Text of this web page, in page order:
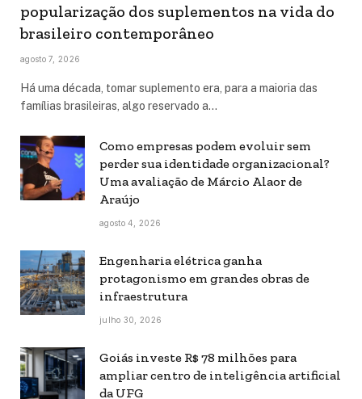
popularização dos suplementos na vida do
brasileiro contemporâneo
agosto 7, 2026
Há uma década, tomar suplemento era, para a maioria das
famílias brasileiras, algo reservado a…
Como empresas podem evoluir sem
perder sua identidade organizacional?
Uma avaliação de Márcio Alaor de
Araújo
agosto 4, 2026
Engenharia elétrica ganha
protagonismo em grandes obras de
infraestrutura
julho 30, 2026
Goiás investe R$ 78 milhões para
ampliar centro de inteligência artificial
da UFG